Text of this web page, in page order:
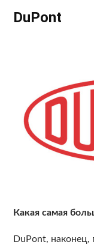
DuPont
Какая самая
DuPont, наконец,